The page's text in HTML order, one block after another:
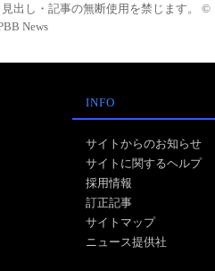
出し・記事の無断使用を禁じます。 ©
News
INFO
サイトからのお知らせ
サイトに関するヘルプ
採用情報
訂正記事
サイトマップ
ニュース提供社